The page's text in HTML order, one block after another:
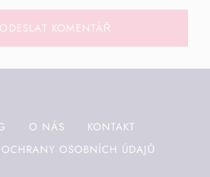
O NÁS
KONTAKT
OSOBNÍCH ÚDAJŮ